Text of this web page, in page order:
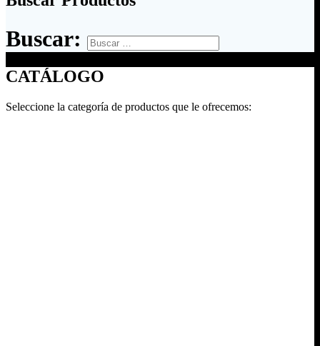
Buscar:
CATÁLOGO
Seleccione la categoría de productos que le ofrecemos: